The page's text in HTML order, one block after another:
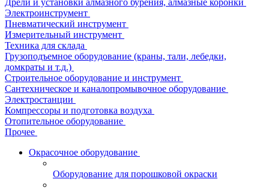
Дрели и установки алмазного бурения, алмазные коронки
Электроинструмент
Пневматический инструмент
Измерительный инструмент
Техника для склада
Грузоподъемное оборудование (краны, тали, лебедки,
домкраты и т.д.)
Строительное оборудование и инструмент
Сантехническое и каналопромывочное оборудование
Электростанции
Компрессоры и подготовка воздуха
Отопительное оборудование
Прочее
Окрасочное оборудование
Оборудование для порошковой окраски